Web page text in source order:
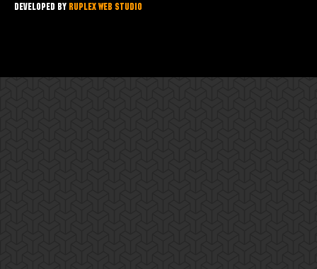
Developed by Ruplex Web Studio